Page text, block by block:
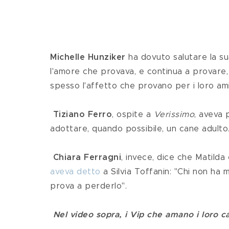
Michelle Hunziker ha dovuto salutare la
l'amore che provava, e continua a
spesso l'affetto che provano per i loro
Tiziano Ferro, ospite a Verissimo, aveva
adottare, quando possibile, un cane adulto.
Chiara Ferragni, invece, dice che Matilda
aveva detto a Silvia Toffanin: "Chi non ha
prova a perderlo".
Nel video sopra, i Vip che amano i loro